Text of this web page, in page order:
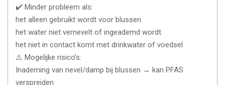
✔️ Minder probleem als:
het alleen gebruikt wordt voor blussen
het water niet vernevelt of ingeademd wordt
het niet in contact komt met drinkwater of voedsel
⚠️ Mogelijke risico’s:
Inademing van nevel/damp bij blussen → kan PFAS
verspreiden